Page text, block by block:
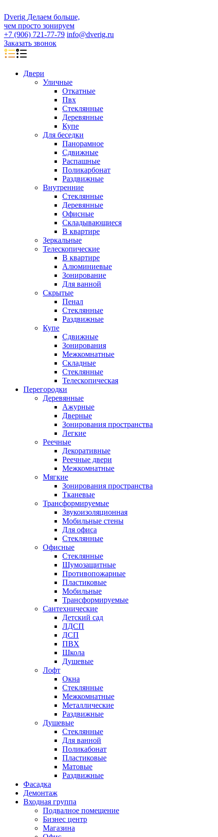
Dverig Делаем больше,
чем просто зонируем
+7 (906) 721-77-79 info@dverig.ru
Заказать звонок
Двери
Уличные
Откатные
Пвх
Стеклянные
Деревянные
Купе
Для беседки
Панорамное
Сдвижные
Распашные
Поликарбонат
Раздвижные
Внутренние
Стеклянные
Деревянные
Офисные
Складывающиеся
В квартире
Зеркальные
Телескопические
В квартире
Алюминиевые
Зонирование
Для ванной
Скрытые
Пенал
Стеклянные
Раздвижные
Купе
Сдвижные
Зонирования
Межкомнатные
Складные
Стеклянные
Телескопическая
Перегородки
Деревянные
Ажурные
Дверные
Зонирования пространства
Легкие
Реечные
Декоративные
Реечные двери
Межкомнатные
Мягкие
Зонирования пространства
Тканевые
Трансформируемые
Звукоизоляционная
Мобильные стены
Для офиса
Стеклянные
Офисные
Стеклянные
Шумозащитные
Противопожарные
Пластиковые
Мобильные
Трансформируемые
Сантехнические
Детский сад
ЛДСП
ДСП
ПВХ
Школа
Душевые
Лофт
Окна
Стеклянные
Межкомнатные
Металлические
Раздвижные
Душевые
Стеклянные
Для ванной
Поликабонат
Пластиковые
Матовые
Раздвижные
Фасадка
Демонтаж
Входная группа
Подвалное помещение
Бизнес центр
Магазина